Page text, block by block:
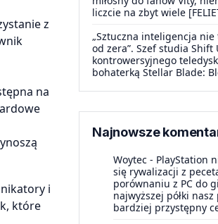
z
na
i
które
liczcie na zbyt wiele
„Sztuczna inteligencja nie
od zera”. Szef studia Shift
kontrowersyjnego
bohaterką Stellar Blade:
Najnowsze
Woytec - PlayStation
się rywalizacji z
porównaniu z PC do
najwyższej półki
bardziej przystępny